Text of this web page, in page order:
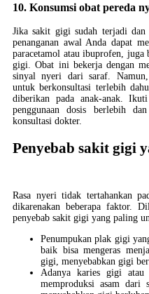
10. Konsumsi obat pereda
Jika sakit gigi sudah terjadi
penanganan awal Anda dapat
paracetamol atau ibuprofen, juga
gigi. Obat ini bekerja dengan
sinyal nyeri dari saraf. Namun,
untuk berkonsultasi terlebih
diberikan pada anak-anak.
penggunaan dosis berlebih
konsultasi dokter.
Penyebab sakit gigi
Rasa nyeri tidak tertahankan
dikarenakan beberapa faktor.
penyebab sakit gigi yang paling
Penumpukan plak gigi
baik bisa mengeras
gigi, menyebabkan gigi
Adanya karies gigi
memproduksi asam dari